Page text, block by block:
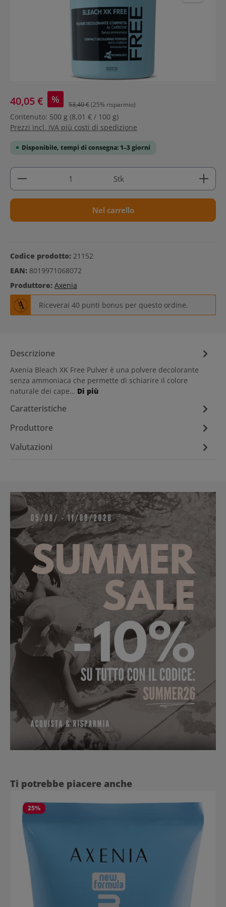
40,05 € % 53,40 €(25% risparmio)
Contenuto: 500 g (8,01 € / 100 g)
Prezzi incl. IVA più costi di spedizione
Disponibile, tempi di consegna: 1–3 giorni
Quantità del prodotto: inserisci la quantità
Stk
Nel carrello
Codice prodotto: 21152
EAN: 8019971068072
Produttore: Axenia
Riceverai 40 punti bonus per questo ordine.
Descrizione
Axenia Bleach XK Free Pulver è una polvere decolorante
senza ammoniaca che permette di schiarire il colore
naturale dei cape… Di più
Caratteristiche
Produttore
Valutazioni
Salta la galleria dei prodotti
Ti potrebbe piacere anche
25%